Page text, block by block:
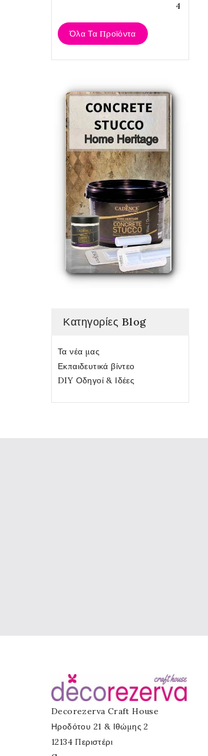
4,20 €
Όλα Τα Προϊόντα
Κατηγορίες Blog
Τα νέα μας
Εκπαιδευτικά βίντεο
DIY Οδηγοί & Ιδέες
Decorezerva Craft House
Ηροδότου 21 & Ιθώμης 2
12134 Περιστέρι